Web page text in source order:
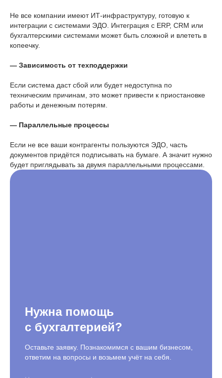
Не все компании имеют ИТ-инфраструктуру, готовую к
интеграции с системами ЭДО. Интеграция с ERP, CRM или
бухгалтерскими системами может быть сложной и влететь в
копеечку.
— Зависимость от техподдержки
Если система даст сбой или будет недоступна по
техническим причинам, это может привести к приостановке
работы и денежным потерям.
— Параллельные процессы
Если не все ваши контрагенты пользуются ЭДО, часть
документов придётся подписывать на бумаге. А значит нужно
будет приглядывать за двумя параллельными процессами.
Нужна помощь
с бухгалтерией?
Оставьте заявку. Познакомимся с вашим бизнесом,
ответим на вопросы и возьмем учёт на себя.